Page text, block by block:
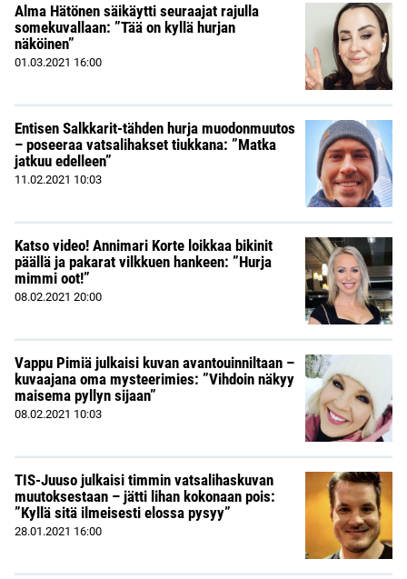
Alma Hätönen säikäytti seuraajat rajulla
somekuvallaan: ”Tää on kyllä hurjan
näköinen”
01.03.2021 16:00
Entisen Salkkarit-tähden hurja muodonmuutos
– poseeraa vatsalihakset tiukkana: ”Matka
jatkuu edelleen”
11.02.2021 10:03
Katso video! Annimari Korte loikkaa bikinit
päällä ja pakarat vilkkuen hankeen: ”Hurja
mimmi oot!”
08.02.2021 20:00
Vappu Pimiä julkaisi kuvan avantouinniltaan –
kuvaajana oma mysteerimies: ”Vihdoin näkyy
maisema pyllyn sijaan”
08.02.2021 10:03
TIS-Juuso julkaisi timmin vatsalihaskuvan
muutoksestaan – jätti lihan kokonaan pois:
”Kyllä sitä ilmeisesti elossa pysyy”
28.01.2021 16:00